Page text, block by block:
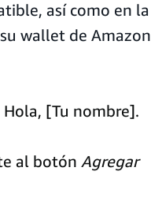
así como en la
wallet de Amazon
[Tu nombre].
al botón Agregar